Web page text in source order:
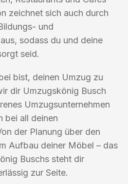
zeichnet sich auch durch
und
sodass du und deine
seid.
bist, deinen Umzug zu
dir Umzugskönig Busch
Umzugsunternehmen
bei all deinen
der Planung über den
Aufbau deiner Möbel – das
Buschs steht dir
zur Seite.